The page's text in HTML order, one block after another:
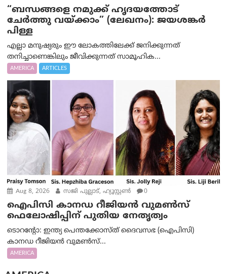
“ബന്ധങ്ങളെ നമുക്ക് ഹൃദയത്തോട്
ചേർത്തു വയ്ക്കാം” (ലേഖനം): ജയശങ്കര്‍
പിള്ള
എല്ലാ മനുഷ്യരും ഈ ലോകത്തിലേക്ക് ജനിക്കുന്നത്
തനിച്ചാണെങ്കിലും ജീവിക്കുന്നത് സാമൂഹിക...
AMERICA ARTICLES
Aug 8, 2026 സജി പുല്ലാട്, ഹ്യൂസ്റ്റൺ 0
ഐപിസി കാനഡ റീജിയൻ വുമൺസ്
ഫെലോഷിപ്പിന് പുതിയ നേതൃത്വം
ടൊറന്റോ: ഇന്ത്യ പെന്തക്കോസ്ത് ദൈവസഭ (ഐപിസി)
കാനഡ റീജിയൻ വുമൺസ്...
AMERICA